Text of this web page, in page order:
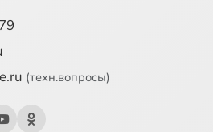
(техн.вопросы)